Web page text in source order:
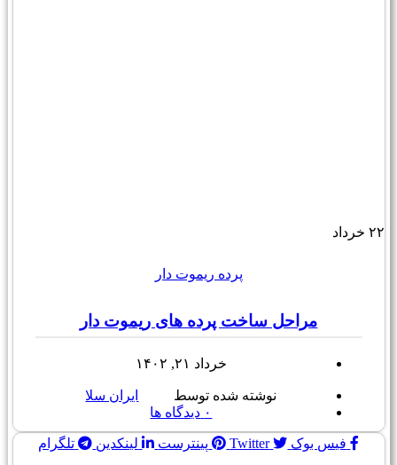
۲۲ خرداد
پرده ریموت دار
مراحل ساخت پرده های ریموت دار
خرداد ۲۱, ۱۴۰۲
نوشته شده توسط
ایران سلا
۰ دیدگاه ها
فیس بوک Twitter پینترست لینکدین تلگرام